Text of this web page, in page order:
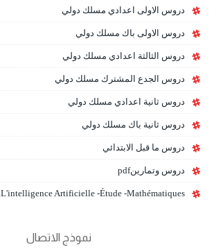
دروس الاولى اعدادي مسلك دولي
دروس الاولى باك مسلك دولي
دروس الثالثة اعدادي مسلك دولي
دروس الجدع المشترك مسلك دولي
دروس ثانية اعدادي مسلك دولي
دروس ثانية باك مسلك دولي
دروس ما قبل الابتدائي
دروس وتمارينpdf
L'intelligence Artificielle -étude -mathématiques.
نموذج الاتصال